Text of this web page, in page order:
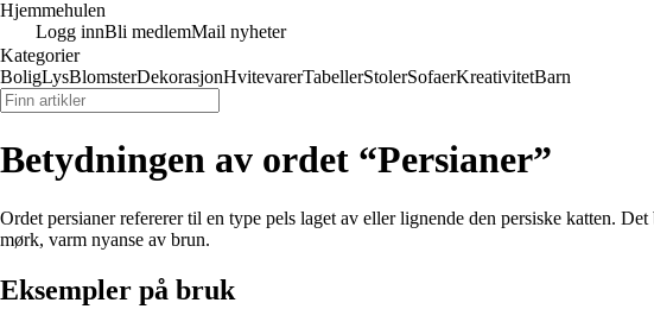
Hjemmehulen
Logg innBli medlemMail nyheter
Kategorier
BoligLysBlomsterDekorasjonHvitevarerTabellerStolerSofaerKreativitetBarn
Betydningen av ordet “Persianer”
Ordet persianer refererer til en type pels laget av eller lignende den persiske katten.
mørk, varm nyanse av brun.
Eksempler på bruk